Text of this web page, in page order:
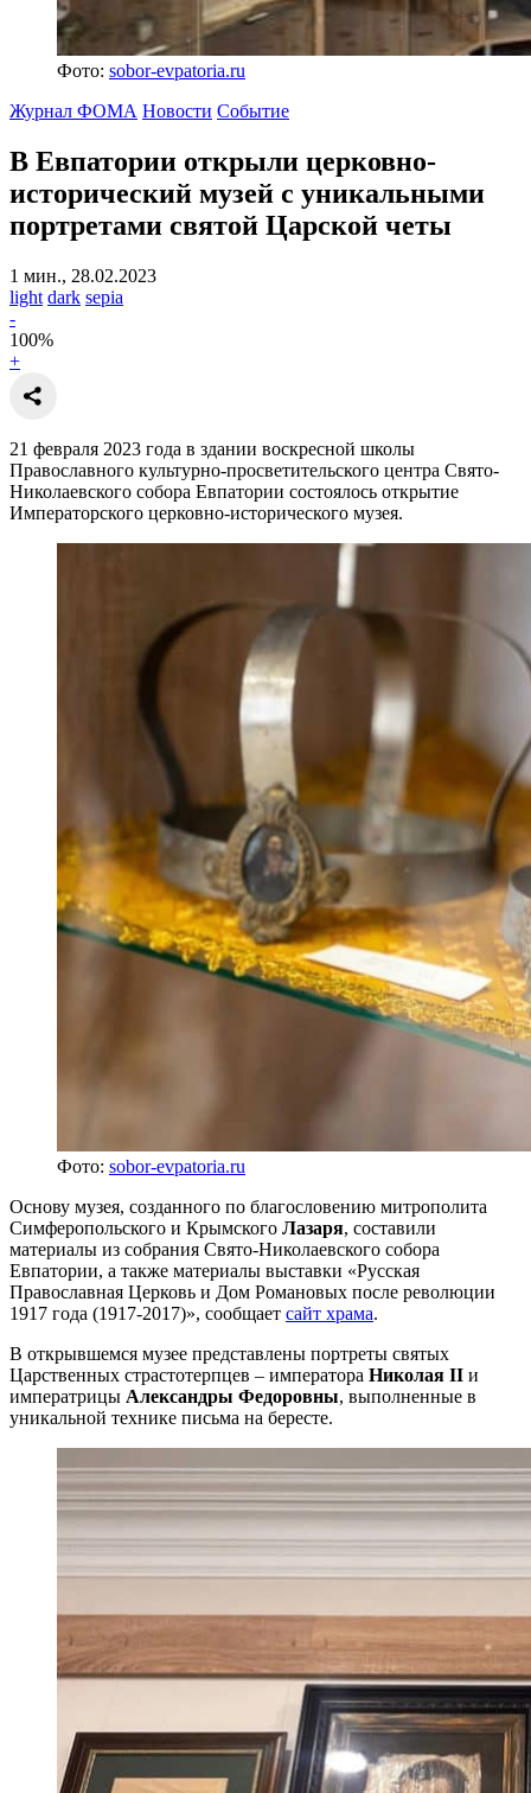
Фото: sobor-evpatoria.ru
Журнал ФОМА Новости Событие
В Евпатории открыли церковно-
исторический музей с уникальными
портретами святой Царской четы
1 мин., 28.02.2023
light dark sepia
-
100%
+
21 февраля 2023 года в здании воскресной школы
Православного культурно-просветительского центра Свято-
Николаевского собора Евпатории состоялось открытие
Императорского церковно-исторического музея.
Фото: sobor-evpatoria.ru
Основу музея, созданного по благословению митрополита
Симферопольского и Крымского Лазаря, составили
материалы из собрания Свято-Николаевского собора
Евпатории, а также материалы выставки «Русская
Православная Церковь и Дом Романовых после революции
1917 года (1917-2017)», сообщает сайт храма.
В открывшемся музее представлены портреты святых
Царственных страстотерпцев – императора Николая II и
императрицы Александры Федоровны, выполненные в
уникальной технике письма на бересте.